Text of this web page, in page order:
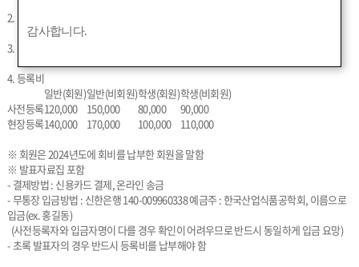
2. 일 시 : 4. 25(목) ~ 27(토)
3. 장 소 : 강릉, 라카이샌드파인리조트 컨벤션센터 라카이볼룸
4. 등록비
일반(회원)일반(비회원)학생(회원)학생(비회원)
사전등록120,000 150,000 80,000
90,000
현장등록140,000 170,000 100,000
110,000
※ 회원은 2024년도에 회비를 납부한 회원을 말함
※ 발표자료집 포함
- 결제방법 : 신용카드 결제, 온라인 송금
- 무통장 입금방법 : 신한은행 140-009960338 예금주 : 한국산업식품공학회, 이름으로
입금(ex. 홍길동)
(사전등록자와 입금자명이 다를 경우 확인이 어려우므로 반드시 동일하게 입금 요망)
- 초록 발표자의 경우 반드시 등록비를 납부해야 함
감사합니다.